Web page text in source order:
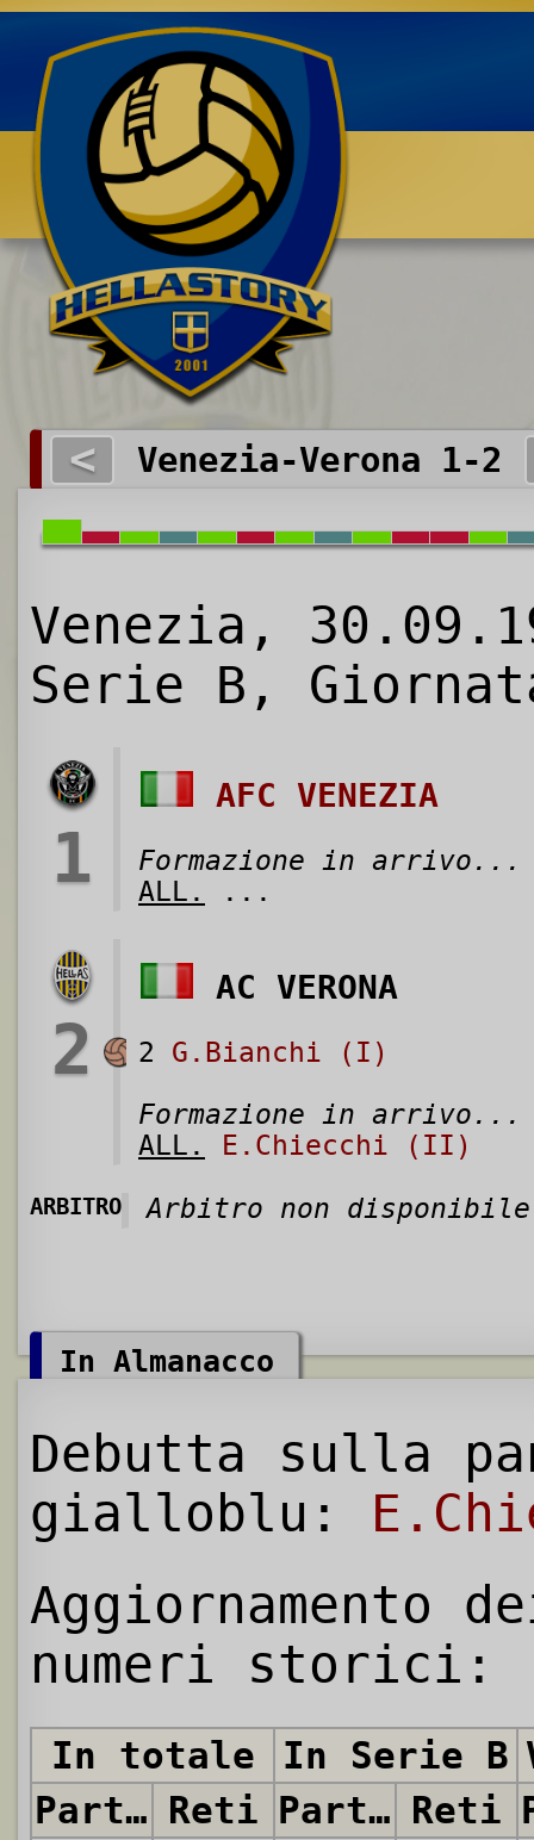
Benvenuti su HELLASTORY.net
< Venezia-Verona 1-2
Venezia,
Serie B,
1
AFC VENEZIA
Formazione in arrivo...
ALL.
...
2
AC VERONA
2 G.Bianchi (I)
Formazione in arrivo...
ALL.
E.Chiecchi (II)
ARBITRO Arbitro non disponibile
In Almanacco
Debutta sulla
gialloblu:
Aggiornamento
numeri storici:
In totale In Serie B
Partite Reti Partite Reti